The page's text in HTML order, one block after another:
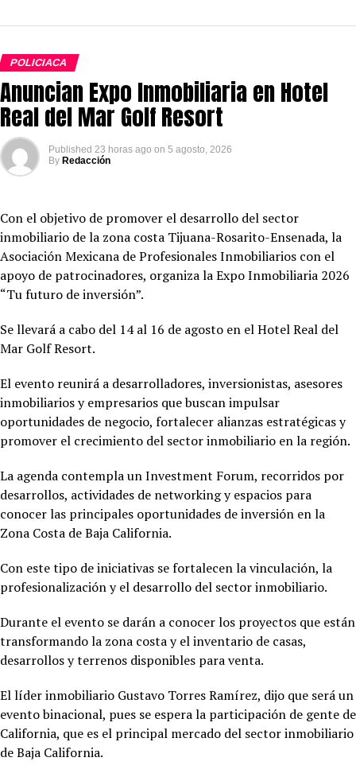
POLICIACA
Anuncian Expo Inmobiliaria en Hotel
Real del Mar Golf Resort
Published 23 horas ago on 5 agosto, 2026
By Redacción
Con el objetivo de promover el desarrollo del sector
inmobiliario de la zona costa Tijuana-Rosarito-Ensenada, la
Asociación Mexicana de Profesionales Inmobiliarios con el
apoyo de patrocinadores, organiza la Expo Inmobiliaria 2026
“Tu futuro de inversión”.
Se llevará a cabo del 14 al 16 de agosto en el HotelReal del
Mar Golf Resort.
El evento reunirá a desarrolladores, inversionistas, asesores
inmobiliarios y empresarios que buscan impulsar
oportunidades de negocio, fortalecer alianzas estratégicas y
promover el crecimiento del sector inmobiliario en la región.
La agenda contempla un Investment Forum, recorridos por
desarrollos, actividades de networking y espacios para
conocer las principales oportunidades de inversión en la
Zona Costa de Baja California.
Con este tipo de iniciativas se fortalecen la vinculación, la
profesionalización y el desarrollo del sector inmobiliario.
Durante el evento se darán a conocer los proyectos que están
transformando la zona costa y el inventario de casas,
desarrollos y terrenos disponibles para venta.
El líder inmobiliario Gustavo Torres Ramírez, dijo que será un
evento binacional, pues se espera la participación de gente de
California, que es el principal mercado del sector inmobiliario
de Baja California.